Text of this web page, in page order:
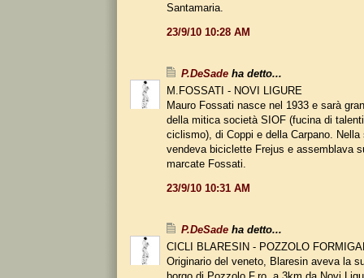
Santamaria.
23/9/10 10:28 AM
P.DeSade ha detto...
M.FOSSATI - NOVI LIGURE
Mauro Fossati nasce nel 1933 e sarà
della mitica società SIOF (fucina di
ciclismo), di Coppi e della Carpano. Nella
vendeva biciclette Frejus e assemblava
marcate Fossati.
23/9/10 10:31 AM
P.DeSade ha detto...
CICLI BLARESIN - POZZOLO
Originario del veneto, Blaresin aveva la
borgo di Pozzolo F.ro, a 3km da Novi